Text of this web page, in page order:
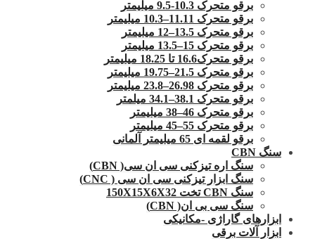
برقو متحرک 10.3-9.5 میلیمتر
برقو متحرک 11.11–10.3 میلیمتر
برقو متحرک 13.5–12 میلیمتر
برقو متحرک 15–13.5 میلیمتر
برقو متحرک16.6 تا 18.25 میلیمتر
برقو متحرک 21.5–19.75 میلیمتر
برقو متحرک 26.98–23.8 میلیمتر
برقو متحرک 38.1–34.1 میلمتر
برقو متحرک 46–38 میلیمتر
برقو متحرک 55–45 میلیمتر
برقو لقمه ای 65 میلیمتر آلمانی
سنگ CBN
سنگ اره تیزکنی سی ان سی( CBN)
سنگ ابزار تیزکنی سی ان سی ( CNC)
سنگ CBN تخت 150X15X6X32
سنگ سی بی ان( CBN)
ابزارهای گاراژی -مکانیکی
ابزار آلات برقی